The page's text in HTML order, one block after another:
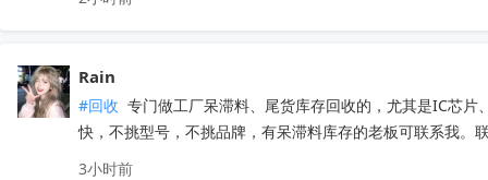
Rain
#回收 专门做工厂呆滞料、尾货库存回收的，尤其是IC芯
快，不挑型号，不挑品牌，有呆滞料库存的老板可联系我。
3小时前